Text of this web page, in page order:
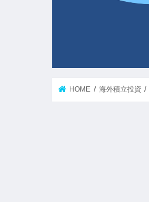
HOME 海外積立投資